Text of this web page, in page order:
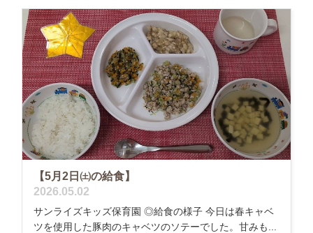
【5月2日㈯の給食】
2026.05.02
サンライズキッズ保育園 ◎給食の様子 今日は春キャベ
ツを使用した豚肉のキャベツのソテーでした。甘みも...